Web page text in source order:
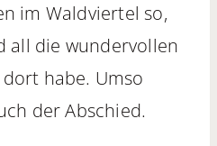
im Waldviertel so,
all die wundervollen
habe. Umso
der Abschied.